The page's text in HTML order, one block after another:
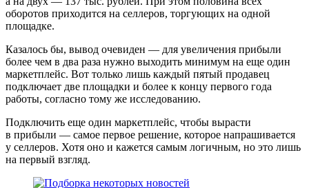
оборотов приходится на селлеров, торгующих на одной
площадке.
Казалось бы, вывод очевиден — для увеличения прибыли
более чем в два раза нужно выходить минимум на еще один
маркетплейс. Вот только лишь каждый пятый продавец
подключает две площадки и более к концу первого года
работы, согласно тому же исследованию.
Подключить еще один маркетплейс, чтобы вырасти
в прибыли — самое первое решение, которое напрашивается
у селлеров. Хотя оно и кажется самым логичным, но это лишь
на первый взгляд.